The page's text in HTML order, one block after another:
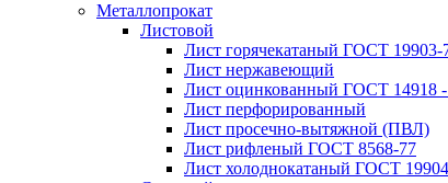
Металлопрокат
Листовой
Лист горячекатаный ГОСТ 19903-
Лист нержавеющий
Лист оцинкованный ГОСТ 14918
Лист перфорированный
Лист просечно-вытяжной (ПВЛ)
Лист рифленый ГОСТ 8568-77
Лист холоднокатаный ГОСТ